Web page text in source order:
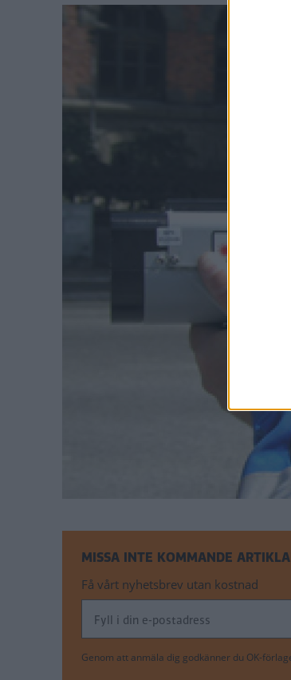
MISSA INTE KOMMANDE
Få vårt nyhetsbrev utan kostnad
Genom att anmäla dig godkänner du OK-